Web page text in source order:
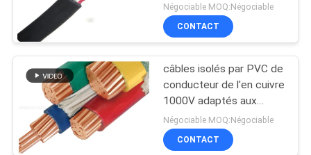
BLOG
DEMANDE
DE
SOUMISSION
basse fumée câble
nul d'halogène
140
Négociable MOQ:Négociable
CONTACT
câbles isolés par PVC de
conducteur de l'en cuivre
1000V adaptés aux
besoins du client avec le
demi noyau trois
Négociable MOQ:Négociable
CONTACT